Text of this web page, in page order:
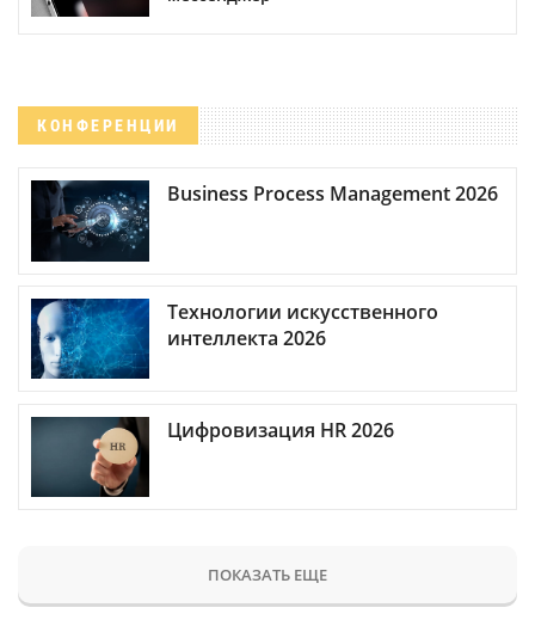
КОНФЕРЕНЦИИ
Business Process Management 2026
Технологии искусственного
интеллекта 2026
Цифровизация HR 2026
ПОКАЗАТЬ ЕЩЕ